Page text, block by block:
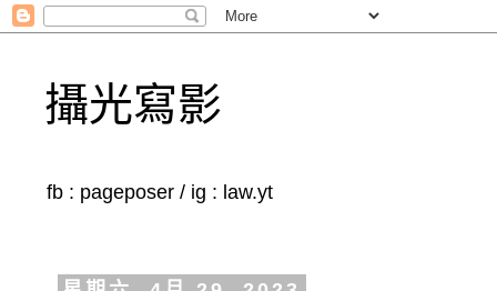
攝光寫影
fb : pageposer / ig : law.yt